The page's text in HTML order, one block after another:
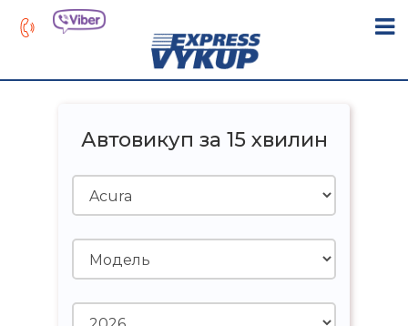
Автовикуп за 15 хвилин